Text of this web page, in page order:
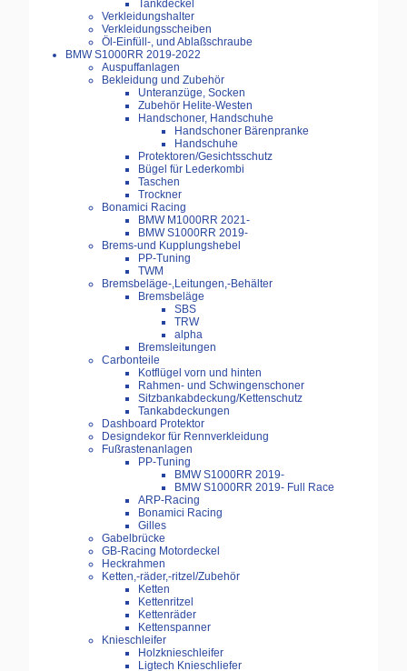
Tankdeckel
Verkleidungshalter
Verkleidungsscheiben
Öl-Einfüll-, und Ablaßschraube
BMW S1000RR 2019-2022
Auspuffanlagen
Bekleidung und Zubehör
Unteranzüge, Socken
Zubehör Helite-Westen
Handschoner, Handschuhe
Handschoner Bärenpranke
Handschuhe
Protektoren/Gesichtsschutz
Bügel für Lederkombi
Taschen
Trockner
Bonamici Racing
BMW M1000RR 2021-
BMW S1000RR 2019-
Brems-und Kupplungshebel
PP-Tuning
TWM
Bremsbeläge-,Leitungen,-Behälter
Bremsbeläge
SBS
TRW
alpha
Bremsleitungen
Carbonteile
Kotflügel vorn und hinten
Rahmen- und Schwingenschoner
Sitzbankabdeckung/Kettenschutz
Tankabdeckungen
Dashboard Protektor
Designdekor für Rennverkleidung
Fußrastenanlagen
PP-Tuning
BMW S1000RR 2019-
BMW S1000RR 2019- Full Race
ARP-Racing
Bonamici Racing
Gilles
Gabelbrücke
GB-Racing Motordeckel
Heckrahmen
Ketten,-räder,-ritzel/Zubehör
Ketten
Kettenritzel
Kettenräder
Kettenspanner
Knieschleifer
Holzknieschleifer
Ligtech Knieschliefer